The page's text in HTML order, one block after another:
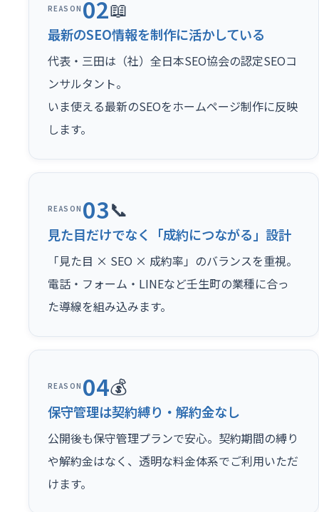
REASON 02📖
最新のSEO情報を制作に活かしている
代表・三田は（社）全日本SEO協会の認定SEOコ
ンサルタント。
いま使える最新のSEOをホームページ制作に反映
します。
REASON 03📞
見た目だけでなく「成約につながる」設計
「見た目 × SEO × 成約率」のバランスを重視。
電話・フォーム・LINEなど壬生町の業種に合っ
た導線を組み込みます。
REASON 04💰
保守管理は契約縛り・解約金なし
公開後も保守管理プランで安心。契約期間の縛り
や解約金はなく、透明な料金体系でご利用いただ
けます。